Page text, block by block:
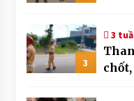
3
3